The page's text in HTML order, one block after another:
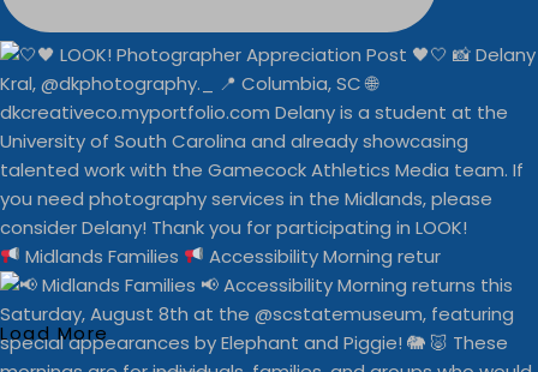
Midlands Families Accessibility Morning retur
Load More